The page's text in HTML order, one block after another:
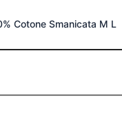
Cotone Smanicata M L